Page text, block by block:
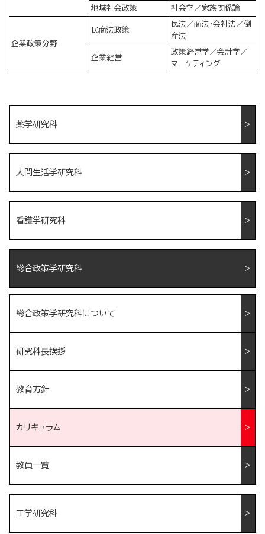
地域社会政策 社会学／家族関係論
企業政策分野
民商法政策
民法／商法・会社法／倒
産法
企業経営
政策経営学／会計学／
マーケティング
薬学研究科
人間生活学研究科
看護学研究科
総合政策学研究科
総合政策学研究科について
研究科長挨拶
教育方針
カリキュラム
教員一覧
工学研究科